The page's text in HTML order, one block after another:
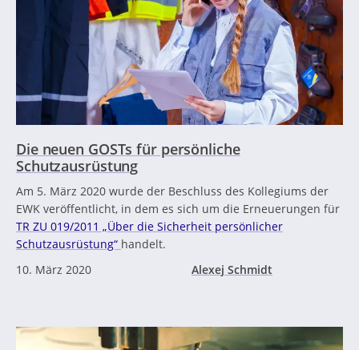
Die neuen GOSTs für persönliche
Schutzausrüstung
Am 5. März 2020 wurde der Beschluss des Kollegiums der
EWK veröffentlicht, in dem es sich um die Erneuerungen für
TR ZU 019/2011 „Über die Sicherheit persönlicher
Schutzausrüstung“ handelt.
10. März 2020
Alexej Schmidt